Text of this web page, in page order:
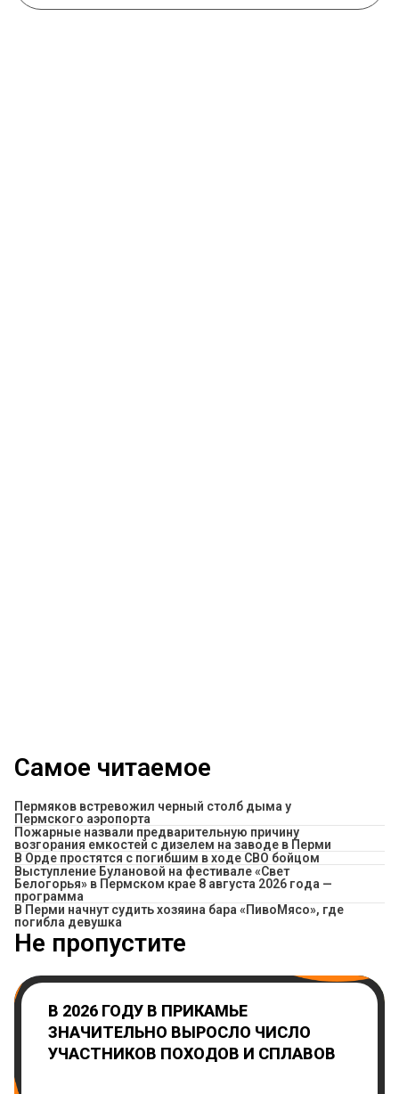
Самое читаемое
Пермяков встревожил черный столб дыма у
Пермского аэропорта
Пожарные назвали предварительную причину
возгорания емкостей с дизелем на заводе в Перми
В Орде простятся с погибшим в ходе СВО бойцом
Выступление Булановой на фестивале «Свет
Белогорья» в Пермском крае 8 августа 2026 года —
программа
​В Перми начнут судить хозяина бара «ПивоМясо», где
погибла девушка
Не пропустите
В 2026 ГОДУ В ПРИКАМЬЕ
ЗНАЧИТЕЛЬНО ВЫРОСЛО ЧИСЛО
УЧАСТНИКОВ ПОХОДОВ И СПЛАВОВ